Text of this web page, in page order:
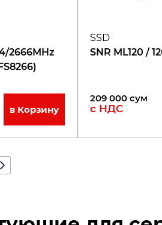
2666MHz
в Корзину
SSD
SNR ML120 /
209 000 сум
с НДС